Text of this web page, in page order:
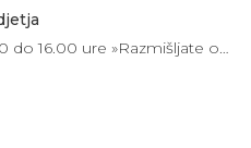
do 16.00 ure »Razmišljate o…